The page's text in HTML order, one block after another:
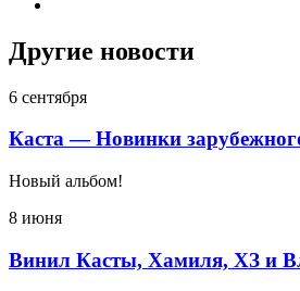
Другие новости
6 сентября
Каста — Новинки
Новый альбом!
8 июня
Винил Касты, Хамиля, ХЗ и